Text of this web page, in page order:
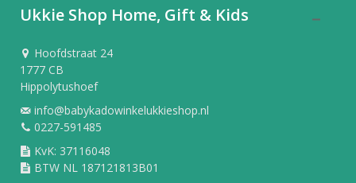
Ukkie Shop Home, Gift & Kids
Hoofdstraat 24
1777 CB
Hippolytushoef
info@babykadowinkelukkieshop.nl
0227-591485
KvK: 37116048
BTW NL 187121813B01